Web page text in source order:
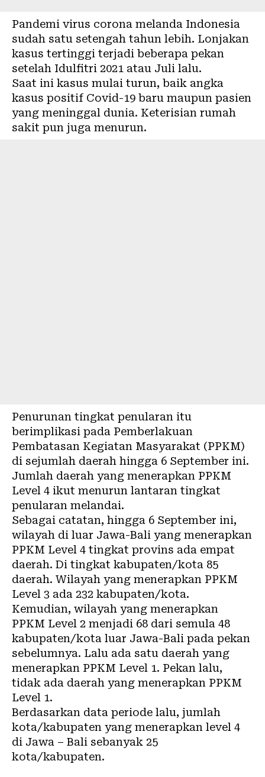
Pandemi virus corona melanda Indonesia
sudah satu setengah tahun lebih. Lonjakan
kasus tertinggi terjadi beberapa pekan
setelah Idulfitri 2021 atau Juli lalu.
Saat ini kasus mulai turun, baik angka
kasus positif Covid-19 baru maupun pasien
yang meninggal dunia. Keterisian rumah
sakit pun juga menurun.
Penurunan tingkat penularan itu
berimplikasi pada Pemberlakuan
Pembatasan Kegiatan Masyarakat (PPKM)
di sejumlah daerah hingga 6 September ini.
Jumlah daerah yang menerapkan PPKM
Level 4 ikut menurun lantaran tingkat
penularan melandai.
Sebagai catatan, hingga 6 September ini,
wilayah di luar Jawa-Bali yang menerapkan
PPKM Level 4 tingkat provins ada empat
daerah. Di tingkat kabupaten/kota 85
daerah. Wilayah yang menerapkan PPKM
Level 3 ada 232 kabupaten/kota.
Kemudian, wilayah yang menerapkan
PPKM Level 2 menjadi 68 dari semula 48
kabupaten/kota luar Jawa-Bali pada pekan
sebelumnya. Lalu ada satu daerah yang
menerapkan PPKM Level 1. Pekan lalu,
tidak ada daerah yang menerapkan PPKM
Level 1.
Berdasarkan data periode lalu, jumlah
kota/kabupaten yang menerapkan level 4
di Jawa – Bali sebanyak 25
kota/kabupaten.